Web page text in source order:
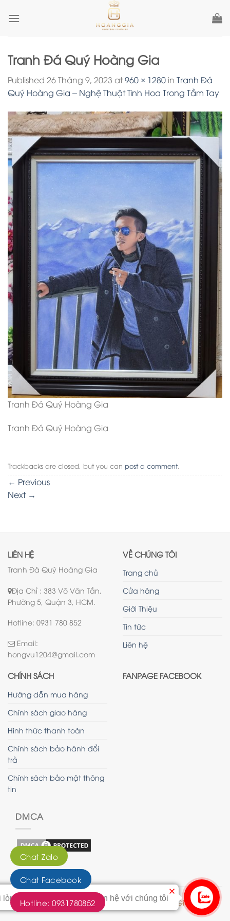
Tranh Đá Quý Hoàng Gia
Published 26 Tháng 9, 2023 at960 × 1280 in Tranh Đá
Quý Hoàng Gia – Nghệ Thuật Tinh Hoa Trong Tầm Tay
Tranh Đá Quý Hoàng Gia
Tranh Đá Quý Hoàng Gia
Trackbacks are closed, but you can post a comment.
← Previous
Next →
LIÊN HỆ
Tranh Đá Quý Hoàng Gia
Địa Chỉ : 383 Võ Văn Tần,
Phường 5, Quận 3, HCM.
Hotline: 0931 780 852
Email:
hongvu1204@gmail.com
VỀ CHÚNG TÔI
Trang chủ
Cửa hàng
Giới Thiệu
Tin tức
Liên hệ
CHÍNH SÁCH
Hướng dẫn mua hàng
Chính sách giao hàng
Hình thức thanh toán
Chính sách bảo hành đổi
trả
Chính sách bảo mật thông
tin
DMCA
FANPAGE FACEBOOK
© 2020 - Bản quyền của Tranh Hoàng Gia
Chat Zalo
Chat Facebook
Hotline: 0931780852
lòng bấm vào nút này để liên hệ với chúng tôi